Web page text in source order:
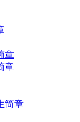
章
章
简章